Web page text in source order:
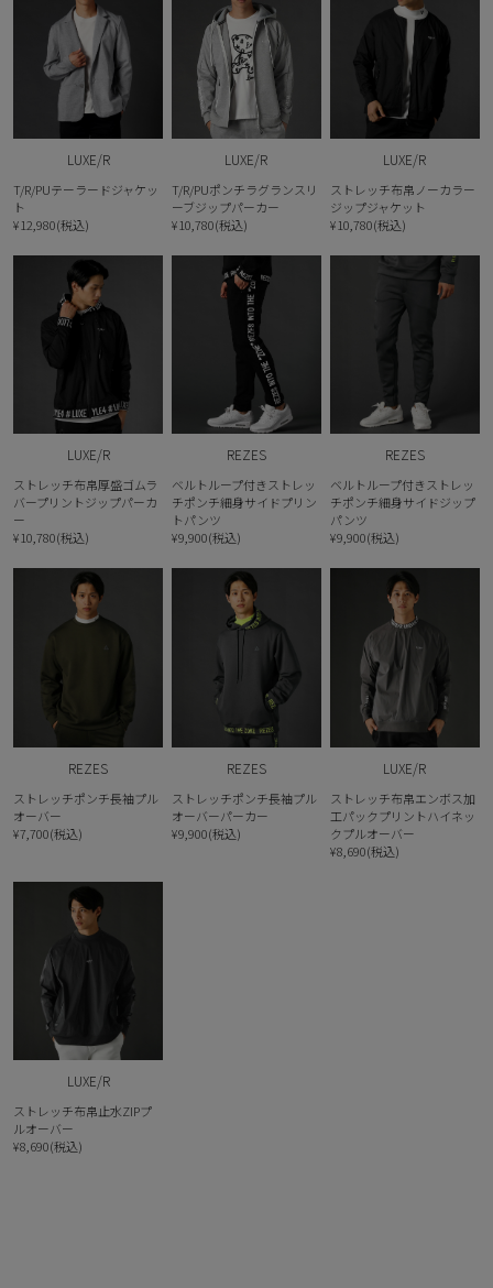
LUXE/R
T/R/PUテーラードジャケッ
ト
¥12,980(税込)
LUXE/R
T/R/PUポンチラグランスリ
ーブジップパーカー
¥10,780(税込)
LUXE/R
ストレッチ布帛ノーカラー
ジップジャケット
¥10,780(税込)
LUXE/R
ストレッチ布帛厚盛ゴムラ
バープリントジップパーカ
ー
¥10,780(税込)
REZES
ベルトループ付きストレッ
チポンチ細身サイドプリン
トパンツ
¥9,900(税込)
REZES
ベルトループ付きストレッ
チポンチ細身サイドジップ
パンツ
¥9,900(税込)
REZES
ストレッチポンチ長袖プル
オーバー
¥7,700(税込)
REZES
ストレッチポンチ長袖プル
オーバーパーカー
¥9,900(税込)
LUXE/R
ストレッチ布帛エンボス加
工パックプリントハイネッ
クプルオーバー
¥8,690(税込)
LUXE/R
ストレッチ布帛止水ZIPプ
ルオーバー
¥8,690(税込)